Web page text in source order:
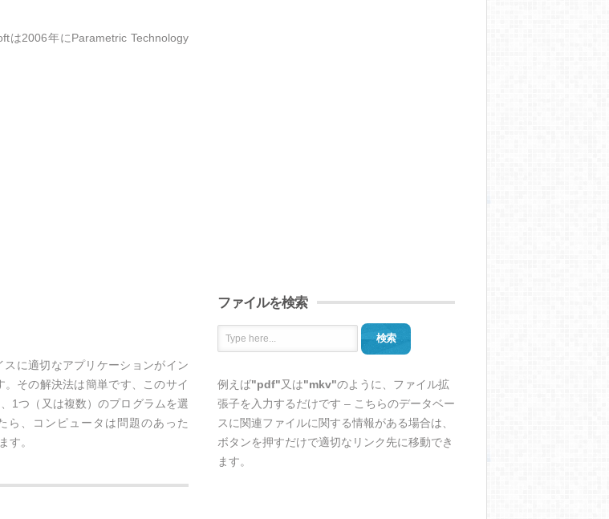
は2006年にParametric Technology
に適切なアプリケーションがイン
その解決法は簡単です、このサイ
1つ（又は複数）のプログラムを選
ら、コンピュータは問題のあった
す。
ファイルを検索
検索
例えば"pdf"又は"mkv"のように、ファイル拡
張子を入力するだけです – こちらのデータベー
スに関連ファイルに関する情報がある場合は、
ボタンを押すだけで適切なリンク先に移動でき
ます。